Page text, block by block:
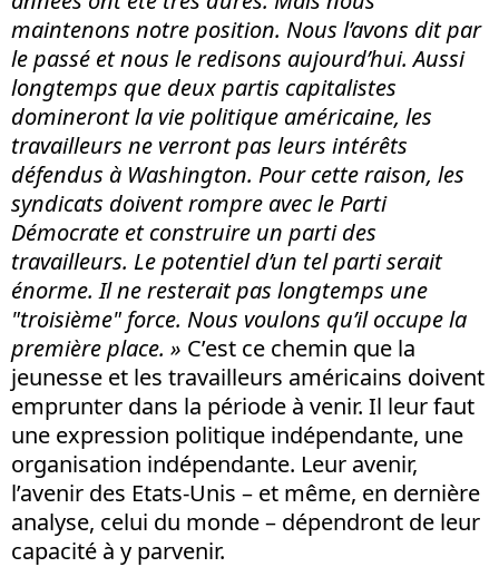
maintenons notre position. Nous l’avons dit par
le passé et nous le redisons aujourd’hui. Aussi
longtemps que deux partis capitalistes
domineront la vie politique américaine, les
travailleurs ne verront pas leurs intérêts
défendus à Washington. Pour cette raison, les
syndicats doivent rompre avec le Parti
Démocrate et construire un parti des
travailleurs. Le potentiel d’un tel parti serait
énorme. Il ne resterait pas longtemps une
"troisième" force. Nous voulons qu’il occupe la
première place. » C’est ce chemin que la
jeunesse et les travailleurs américains doivent
emprunter dans la période à venir. Il leur faut
une expression politique indépendante, une
organisation indépendante. Leur avenir,
l’avenir des Etats-Unis – et même, en dernière
analyse, celui du monde – dépendront de leur
capacité à y parvenir.